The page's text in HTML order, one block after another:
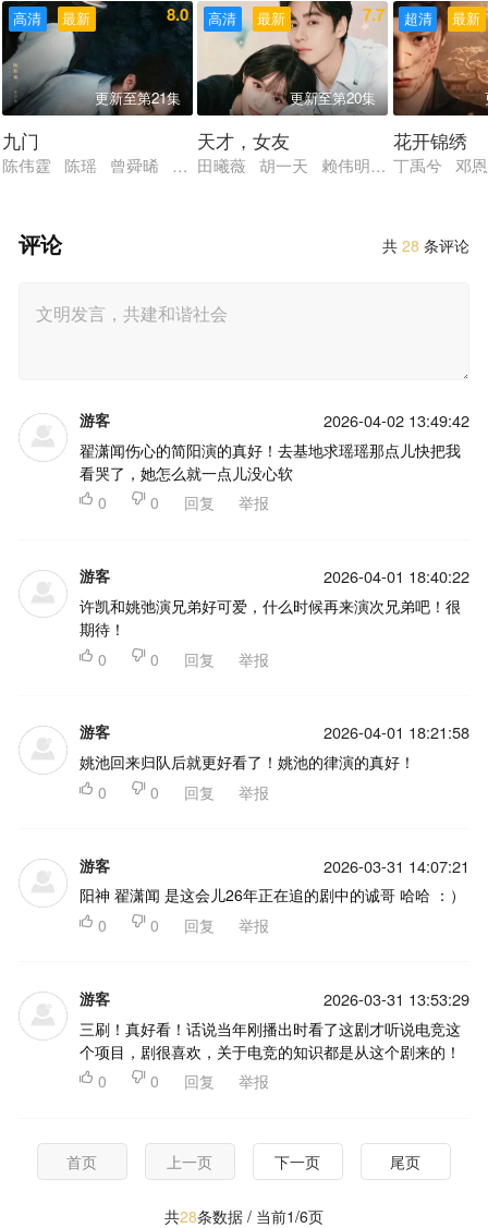
最新
高清 8.0
更新至第21集
九门
陈伟霆 陈瑶 曾舜晞 王茂蕾 王奕婷 李乃文 释小龙 应灏铭
最新
高清 7.7
更新至第20集
天才，女友
田曦薇 胡一天 赖伟明 安沺 夏浩
最新
超清
花开锦绣
丁禹兮 邓
共28 条评论
评论
游客 2026-04-02 13:49:42
翟潇闻伤心的简阳演的真好！去基地求瑶瑶那点儿快把我
看哭了，她怎么就一点儿没心软
 0  0 回复 举报
游客 2026-04-01 18:40:22
许凯和姚弛演兄弟好可爱，什么时候再来演次兄弟吧！很
期待！
 0  0 回复 举报
游客 2026-04-01 18:21:58
姚池回来归队后就更好看了！姚池的律演的真好！
 0  0 回复 举报
游客 2026-03-31 14:07:21
阳神 翟潇闻 是这会儿26年正在追的剧中的诚哥 哈哈 ：）
 0  0 回复 举报
游客 2026-03-31 13:53:29
三刷！真好看！话说当年刚播出时看了这剧才听说电竞这
个项目，剧很喜欢，关于电竞的知识都是从这个剧来的！
 0  0 回复 举报
首页 上一页 下一页 尾页
共28条数据 / 当前1/6页